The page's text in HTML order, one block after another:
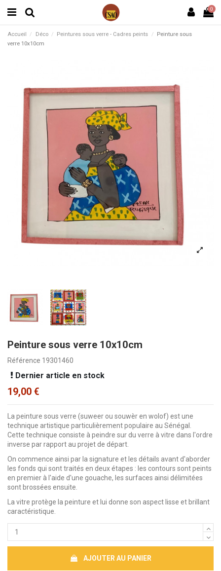
0
Accueil Déco Peintures sous verre - Cadres peints
Peinture sous
verre 10x10cm
Peinture sous verre 10x10cm
Référence 19301460
Dernier article en stock
19,00 €
La peinture sous verre (suweer ou souwèr en wolof) est une
technique artistique particulièrement populaire au Sénégal.
Cette technique consiste à peindre sur du verre à vitre dans l'ordre
inverse par rapport au projet de départ.
On commence ainsi par la signature et les détails avant d'aborder
les fonds qui sont traités en deux étapes : les contours sont peints
en premier à l'aide d'une gouache, les surfaces ainsi délimitées
sont brossées ensuite.
La vitre protège la peinture et lui donne son aspect lisse et brillant
caractéristique.
AJOUTER AU PANIER